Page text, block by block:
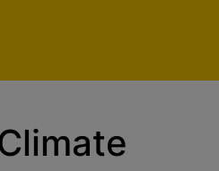
Präferenz-Center